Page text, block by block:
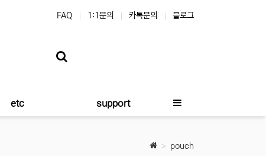
FAQ 1:1문의 카톡문의 블로그
etc support
pouch